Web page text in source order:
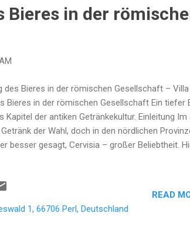
Bieres in der
des Bieres in der römischen Gesellschaft – Villa
Bieres in der römischen Gesellschaft Ein tiefer
Kapitel der antiken Getränkekultur. Einleitung Im
der Wahl, doch in den nördlichen
besser gesagt, Cervisia – großer Beliebtheit.
von Bier im antiken Rom unterschied sich
Mit einfachen Techniken, basierend
1, 66706 Perl, Deutschland
READ